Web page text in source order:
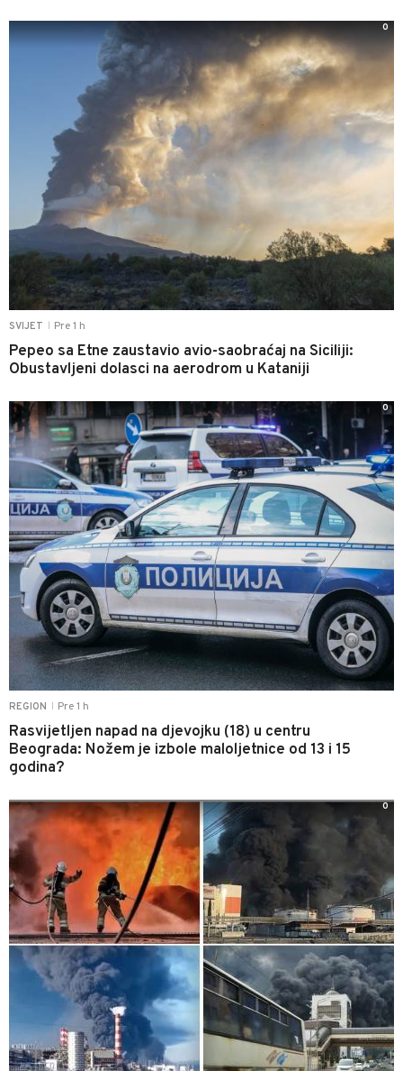
SVIJET Pre 1 h
Pepeo sa Etne zaustavio avio-saobraćaj na Siciliji:
Obustavljeni dolasci na aerodrom u Kataniji
0
REGION Pre 1 h
Rasvijetljen napad na djevojku (18) u centru
Beograda: Nožem je izbole maloljetnice od 13 i 15
godina?
0
0